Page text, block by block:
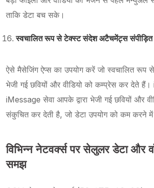
ताकि डेटा बच सके।
स्वचालित रूप से टेक्स्ट संदेश अटैचमेंट्स
ऐसे मैसेजिंग ऐप्स का उपयोग करें जो स्वचालित
भेजी गई छवियों और वीडियो को कम्प्रेस कर देते
iMessage सेवा आपके द्वारा भेजी गई छवियों और
संकुचित कर देती है, जो डेटा उपयोग को कम करने में
विभिन्न नेटवर्क्स पर सेलुलर डेटा और
समझ